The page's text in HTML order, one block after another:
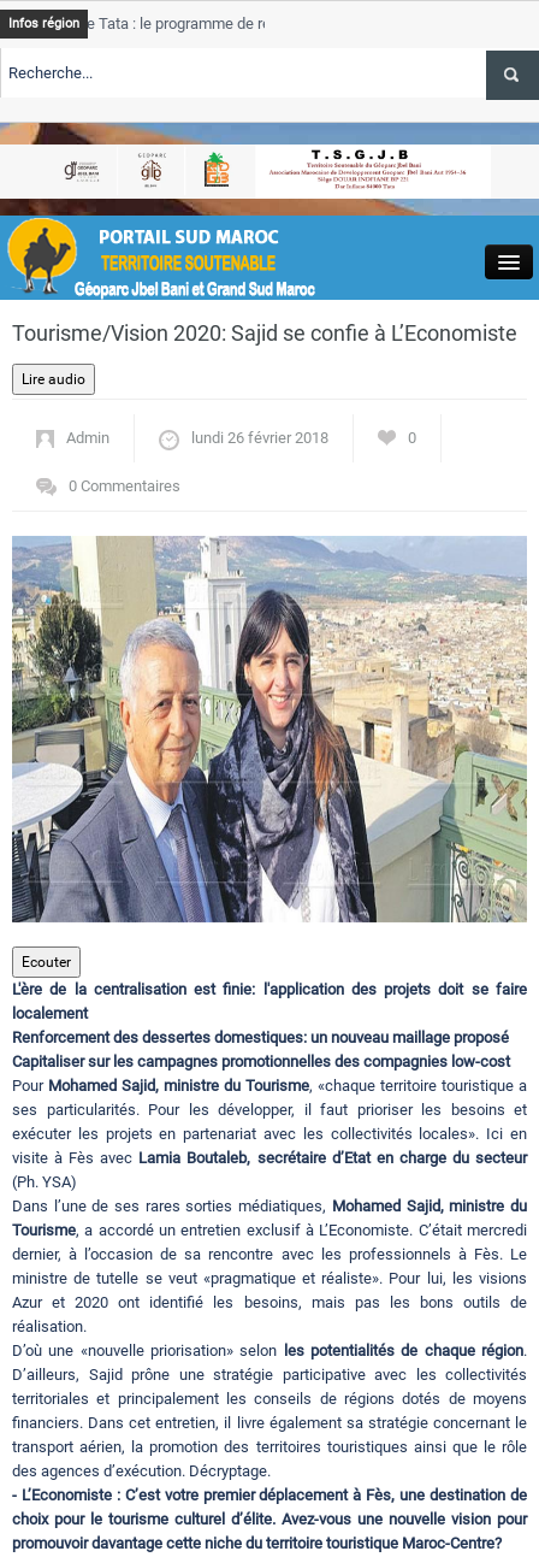
Close
Actualités
Circuits touristiques
Tourisme
Régions
Hotels
Evenements
Contact
Infos région
de Tata : le programme de rehabilitation post-inondations
TSGJB Tourisme : l’ONMT renforce l’aerien a Dakhla et
Tata
TSGJB Tourisme au Maroc : Transavia renforce les vols Paris-
Tourisme/Vision 2020: Sajid se confie à L’Economiste
Admin lundi 26 février 2018 0
0 Commentaires
Ecouter
L'ère de la centralisation est finie: l'application des projets doit se faire
localement
Renforcement des dessertes domestiques: un nouveau maillage proposé
Capitaliser sur les campagnes promotionnelles des compagnies low-cost
Pour Mohamed Sajid, ministre du Tourisme, «chaque territoire touristique a
ses particularités. Pour les développer, il faut prioriser les besoins et
exécuter les projets en partenariat avec les collectivités locales». Ici en
visite à Fès avec Lamia Boutaleb, secrétaire d’Etat en charge du secteur
(Ph. YSA)
Dans l’une de ses rares sorties médiatiques, Mohamed Sajid, ministre du
Tourisme, a accordé un entretien exclusif à L’Economiste. C’était mercredi
dernier, à l’occasion de sa rencontre avec les professionnels à Fès. Le
ministre de tutelle se veut «pragmatique et réaliste». Pour lui, les visions
Azur et 2020 ont identifié les besoins, mais pas les bons outils de
réalisation.
D’où une «nouvelle priorisation» selon les potentialités de chaque région.
D’ailleurs, Sajid prône une stratégie participative avec les collectivités
territoriales et principalement les conseils de régions dotés de moyens
financiers. Dans cet entretien, il livre également sa stratégie concernant le
transport aérien, la promotion des territoires touristiques ainsi que le rôle
des agences d’exécution. Décryptage.
- L’Economiste : C’est votre premier déplacement à Fès, une destination de
choix pour le tourisme culturel d’élite. Avez-vous une nouvelle vision pour
promouvoir davantage cette niche du territoire touristique Maroc-Centre?